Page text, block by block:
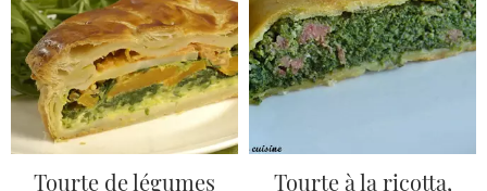
Tourte de légumes
Tourte à la ricotta,